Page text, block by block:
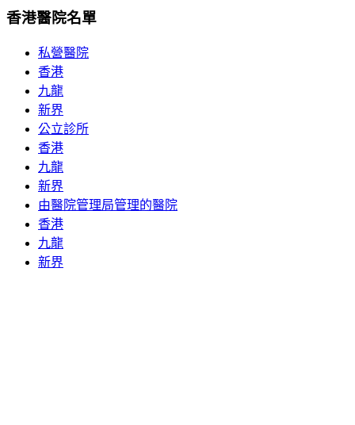
香港醫院名單
私營醫院
香港
九龍
新界
公立診所
香港
九龍
新界
由醫院管理局管理的醫院
香港
九龍
新界